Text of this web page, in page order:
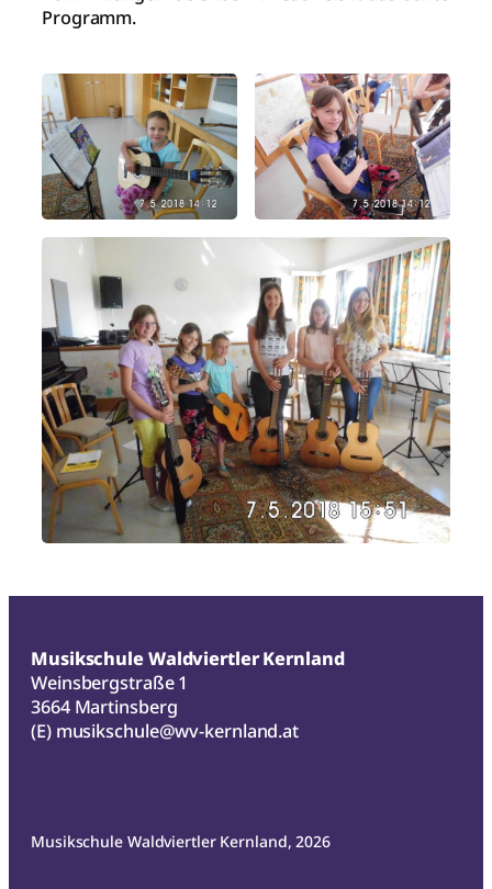
Programm.
Musikschule Waldviertler Kernland
Weinsbergstraße 1
3664 Martinsberg
(E) musikschule@wv-kernland.at
Musikschule Waldviertler Kernland, 2026